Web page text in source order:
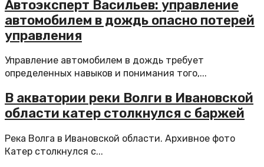
Автоэксперт Васильев: управление
автомобилем в дождь опасно потерей
управления
Управление автомобилем в дождь требует
определенных навыков и понимания того,...
В акватории реки Волги в Ивановской
области катер столкнулся с баржей
Река Волга в Ивановской области. Архивное фото
Катер столкнулся с...